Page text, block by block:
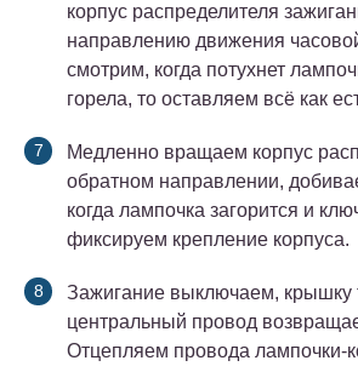
корпус распределителя
направлению движения
смотрим, когда потухнет
горела, то оставляем всё как
Медленно вращаем корпус
обратном направлении,
когда лампочка загорится и
фиксируем крепление корпуса.
Зажигание выключаем, крышку
центральный провод
Отцепляем провода лампочки-